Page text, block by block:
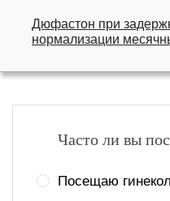
Дюфастон при
нормализации
Часто ли вы
Посещаю